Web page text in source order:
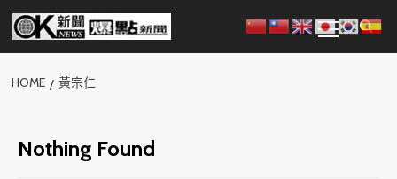
Skip
content
Menu
HOME 黃宗仁
Nothing Found